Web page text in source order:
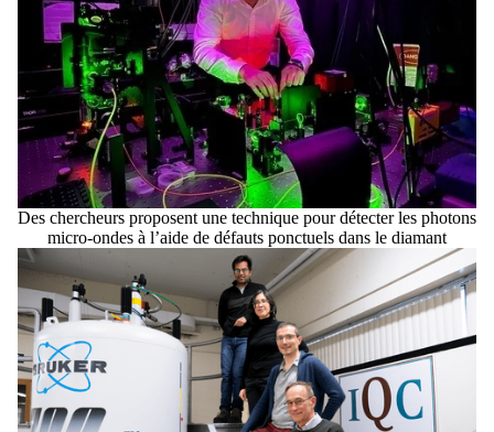
Des chercheurs proposent une technique pour détecter les photons
micro-ondes à l’aide de défauts ponctuels dans le diamant